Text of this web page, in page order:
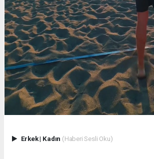
Erkek| Kadın (Haberi Sesli Oku)